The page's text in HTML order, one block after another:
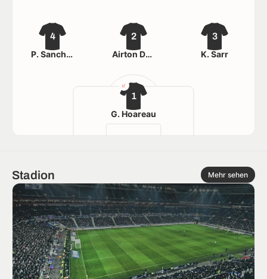
1
G. Hoareau
4
P. Sanchez
2
Airton Domingos Patricio
3
K. Sarr
Stadion Mehr sehen